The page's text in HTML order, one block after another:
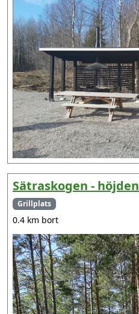
Sätraskogen - höjden
Grillplats
0.4 km bort